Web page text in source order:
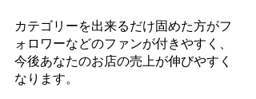
カテゴリーを出来るだけ固めた方がフ
ォロワーなどのファンが付きやすく、
今後あなたのお店の売上が伸びやすく
なります。